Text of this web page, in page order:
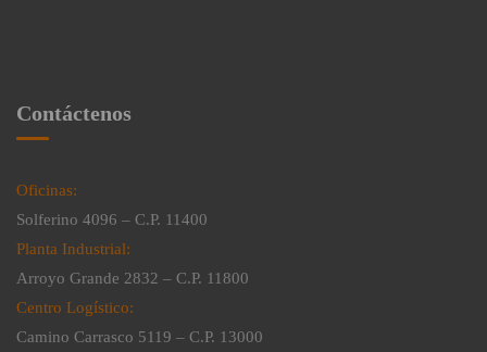
Contáctenos
Oficinas:
Solferino 4096 – C.P. 11400
Planta Industrial:
Arroyo Grande 2832 – C.P. 11800
Centro Logístico:
Camino Carrasco 5119 – C.P. 13000